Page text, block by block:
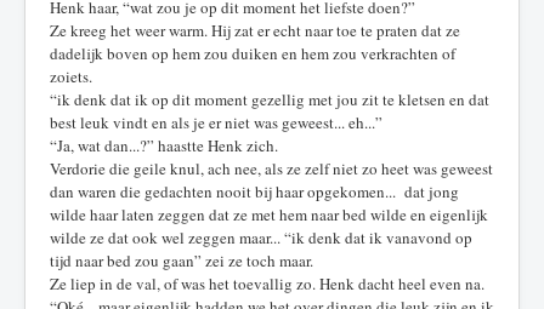
Henk haar, “wat zou je op dit moment het liefste doen?”
Ze kreeg het weer warm. Hij zat er echt naar toe te praten dat ze
dadelijk boven op hem zou duiken en hem zou verkrachten of
zoiets.
“ik denk dat ik op dit moment gezellig met jou zit te kletsen en dat
best leuk vindt en als je er niet was geweest... eh...”
“Ja, wat dan...?” haastte Henk zich.
Verdorie die geile knul, ach nee, als ze zelf niet zo heet was geweest
dan waren die gedachten nooit bij haar opgekomen... dat jong
wilde haar laten zeggen dat ze met hem naar bed wilde en eigenlijk
wilde ze dat ook wel zeggen maar... “ik denk dat ik vanavond op
tijd naar bed zou gaan” zei ze toch maar.
Ze liep in de val, of was het toevallig zo. Henk dacht heel even na.